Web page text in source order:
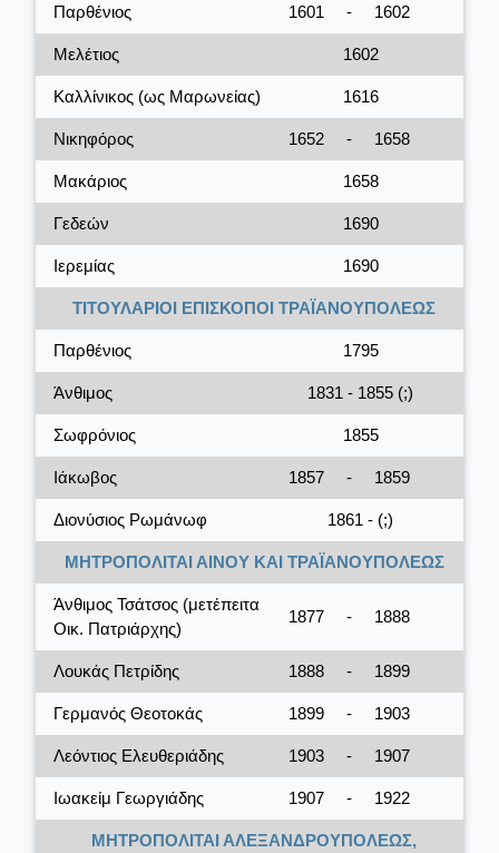
Παρθένιος 1601 - 1602
Μελέτιος 1602
Καλλίνικος (ως Μαρωνείας) 1616
Νικηφόρος 1652 - 1658
Μακάριος 1658
Γεδεών 1690
Ιερεμίας 1690
ΤΙΤΟΥΛΑΡΙΟΙ ΕΠΙΣΚΟΠΟΙ ΤΡΑΪΑΝΟΥΠΟΛΕΩΣ
Παρθένιος 1795
Άνθιμος 1831 - 1855 (;)
Σωφρόνιος 1855
Ιάκωβος 1857 - 1859
Διονύσιος Ρωμάνωφ 1861 - (;)
ΜΗΤΡΟΠΟΛΙΤΑΙ ΑΙΝΟΥ ΚΑΙ ΤΡΑΪΑΝΟΥΠΟΛΕΩΣ
Άνθιμος Τσάτσος (μετέπειτα
Οικ. Πατριάρχης)
1877 - 1888
Λουκάς Πετρίδης 1888 - 1899
Γερμανός Θεοτοκάς 1899 - 1903
Λεόντιος Ελευθεριάδης 1903 - 1907
Ιωακείμ Γεωργιάδης 1907 - 1922
ΜΗΤΡΟΠΟΛΙΤΑΙ ΑΛΕΞΑΝΔΡΟΥΠΟΛΕΩΣ,